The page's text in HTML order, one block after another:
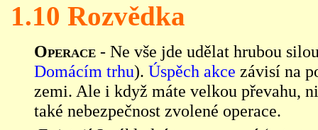
1.10 Rozvědka
Operace - Ne vše jde udělat hrubou
Domácím trhu). Úspěch akce závisí na
zemi. Ale i když máte velkou převahu,
také nebezpečnost zvolené operace.